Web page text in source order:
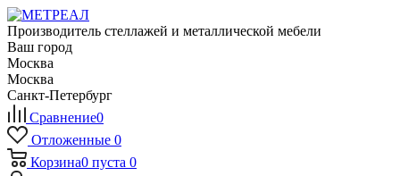
Производитель стеллажей и металлической мебели
Ваш город
Москва
Москва
Санкт-Петербург
Сравнение0
Отложенные 0
Корзина0 пуста 0